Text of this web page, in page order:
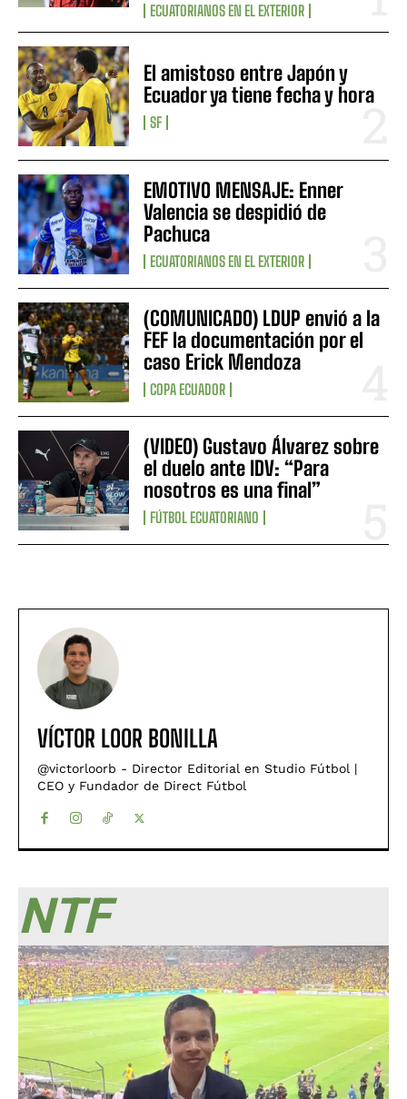
ECUATORIANOS EN EL EXTERIOR
El amistoso entre Japón y
Ecuador ya tiene fecha y hora
SF
EMOTIVO MENSAJE: Enner
Valencia se despidió de
Pachuca
ECUATORIANOS EN EL EXTERIOR
(COMUNICADO) LDUP envió a la
FEF la documentación por el
caso Erick Mendoza
COPA ECUADOR
(VIDEO) Gustavo Álvarez sobre
el duelo ante IDV: “Para
nosotros es una final”
FÚTBOL ECUATORIANO
VÍCTOR LOOR BONILLA
@victorloorb - Director Editorial en Studio Fútbol |
CEO y Fundador de Direct Fútbol
NTF